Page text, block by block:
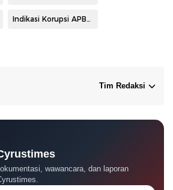
Indikasi Korupsi APBD Kapuas
Tim Redaksi
wawancara, dan laporan